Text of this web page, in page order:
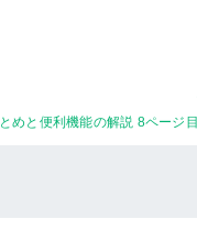
めと便利機能の解説 8ページ目